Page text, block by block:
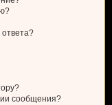
сообщения?